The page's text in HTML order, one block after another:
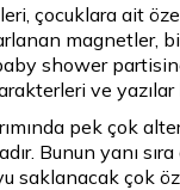
çocuklara ait
magnetler,
shower
ve yazılar
pek çok
Bunun yanı
saklanacak çok